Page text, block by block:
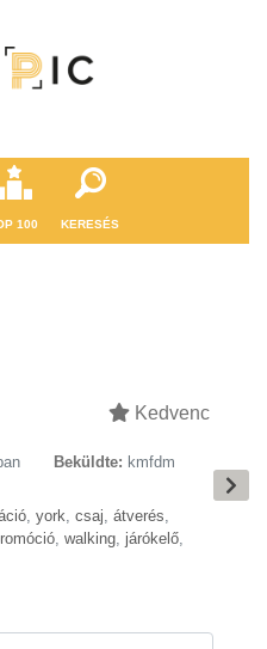
100 KERESÉS
Kedvenc
Beküldte: kmfdm
, york, csaj, átverés,
, walking, járókelő,